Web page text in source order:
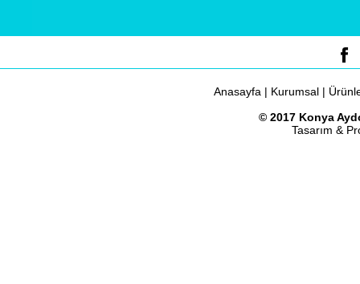
Anasayfa | Kurumsal |
© 2017 Konya
Tasarım &